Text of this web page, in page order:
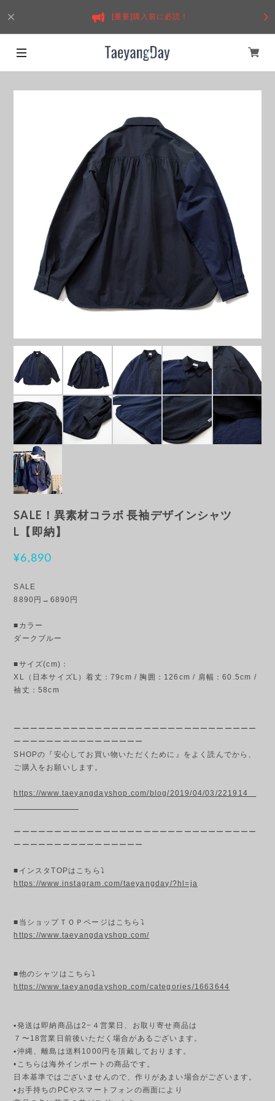
[重要]購入前に必読！
SALE！異素材コラボ 長袖デザインシャツ
L【即納】
¥6,890
SALE
8890円→6890円
■カラー
ダークブルー
■サイズ(cm)：
XL（日本サイズL）着丈：79cm / 胸囲：126cm / 肩幅：60.5cm /
袖丈：58cm
ーーーーーーーーーーーーーーーーーーーーーーーーーーーーーー
ーーーーーーーーーーーーーーーー
SHOPの『安心してお買い物いただくために』をよく読んでから、
ご購入をお願いします。
https://www.taeyangdayshop.com/blog/2019/04/03/221914
ーーーーーーーーーーーーーーーーーーーーーーーーーーーーーー
ーーーーーーーーーーーーーーーー
■インスタTOPはこちら⤵
https://www.instagram.com/taeyangday/?hl=ja
■当ショップＴＯＰページはこちら⤵
https://www.taeyangdayshop.com/
■他のシャツはこちら⤵
https://www.taeyangdayshop.com/categories/1663644
▪発送は即納商品は2−４営業日、お取り寄せ商品は
７〜18営業日前後いただく場合があるございます。
▪︎沖縄、離島は送料1000円を頂戴しております。
•こちらは海外インポートの商品です。
日本基準ではございませんので、作りがあまい場合がございます。
▪︎お手持ちのPCやスマートフォンの画面により